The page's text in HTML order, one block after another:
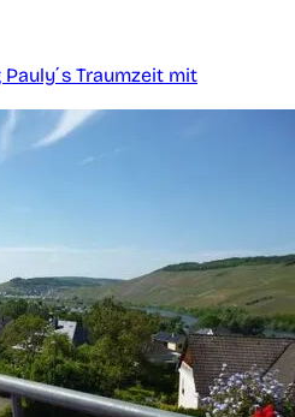
Traumzeit mit